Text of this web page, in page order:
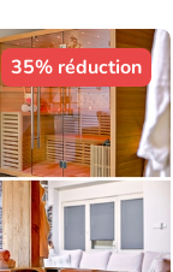
35% réduction